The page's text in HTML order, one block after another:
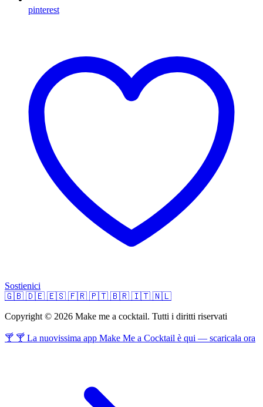
pinterest
Sostienici
🇬🇧 🇩🇪 🇪🇸 🇫🇷 🇵🇹 🇧🇷 🇮🇹 🇳🇱
Copyright © 2026 Make me a cocktail. Tutti i diritti riservati
🍸 🍸 La nuovissima app Make Me a Cocktail è qui — scaricala ora